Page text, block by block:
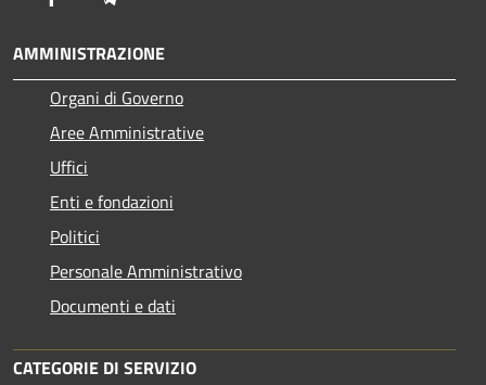
AMMINISTRAZIONE
Organi di Governo
Aree Amministrative
Uffici
Enti e fondazioni
Politici
Personale Amministrativo
Documenti e dati
CATEGORIE DI SERVIZIO